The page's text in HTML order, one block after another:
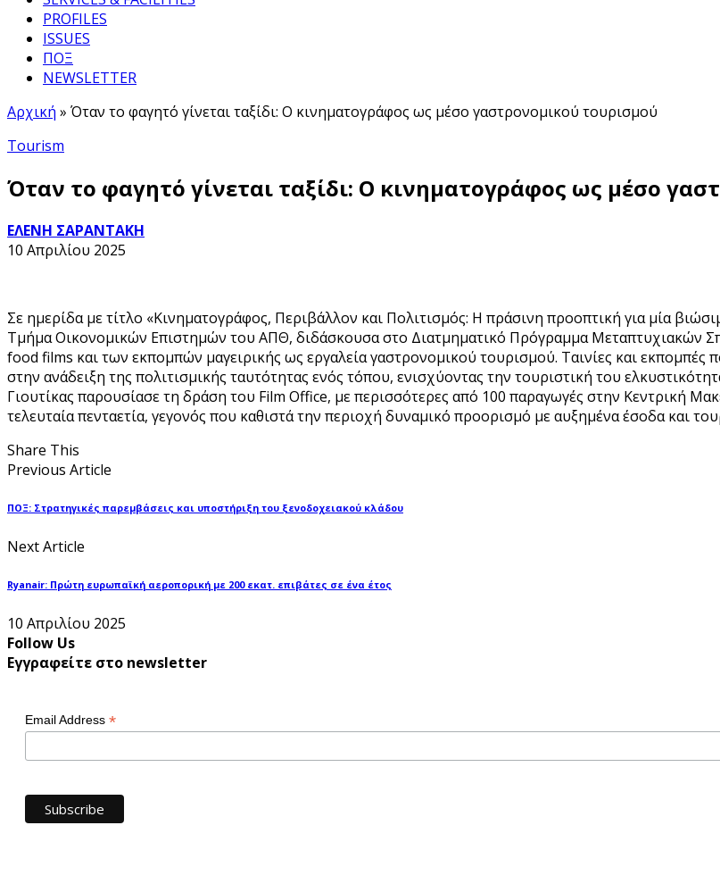
PROFILES
ISSUES
ΠΟΞ
NEWSLETTER
Αρχική » Όταν το φαγητό γίνεται ταξίδι: Ο κινηματογράφος ως μέσο γαστρονομικού τουρισμού
Tourism
Όταν το φαγητό γίνεται ταξίδι: Ο κινηματογράφος ως μέσο
ΕΛΕΝΗ ΣΑΡΑΝΤΑΚΗ
10 Απριλίου 2025
Σε ημερίδα με τίτλο «Κινηματογράφος, Περιβάλλον και Πολιτισμός: Η πράσινη προοπτική για μία
Τμήμα Οικονομικών Επιστημών του ΑΠΘ, διδάσκουσα στο Διατμηματικό Πρόγραμμα Μεταπτυχιακών
food films και των εκπομπών μαγειρικής ως εργαλεία γαστρονομικού τουρισμού. Ταινίες και
στην ανάδειξη της πολιτισμικής ταυτότητας ενός τόπου, ενισχύοντας την τουριστική του
Γιουτίκας παρουσίασε τη δράση του Film Office, με περισσότερες από 100 παραγωγές στην Κεντρική
τελευταία πενταετία, γεγονός που καθιστά την περιοχή δυναμικό προορισμό με αυξημένα έσοδα και
Share This
Previous Article
ΠΟΞ: Στρατηγικές παρεμβάσεις και υποστήριξη του ξενοδοχειακού κλάδου
Next Article
Ryanair: Πρώτη ευρωπαϊκή αεροπορική με 200 εκατ. επιβάτες σε ένα έτος
10 Απριλίου 2025
Follow Us
Εγγραφείτε στο newsletter
Email Address *